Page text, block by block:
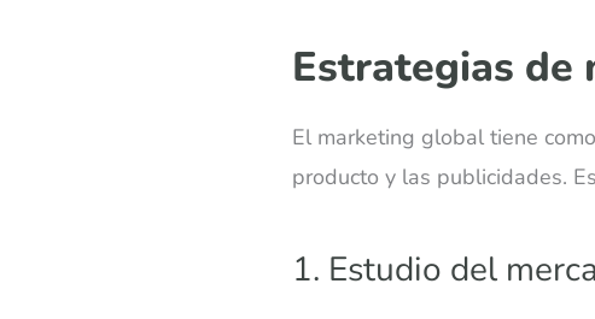
Estrategias de
El marketing global tiene
producto y las publicidades.
1. Estudio del